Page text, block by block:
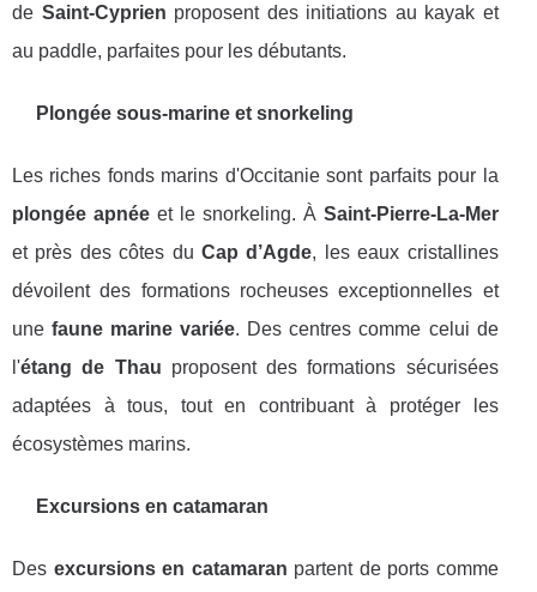
de Saint-Cyprien proposent des initiations au kayak et
au paddle, parfaites pour les débutants.
Plongée sous-marine et snorkeling
Les riches fonds marins d'Occitanie sont parfaits pour la
plongée apnéeet le snorkeling. À Saint-Pierre-La-Mer
et près des côtes du Cap d’Agde, les eaux cristallines
dévoilent des formations rocheuses exceptionnelles et
unefaune marine variée. Des centres comme celui de
l'étang de Thau proposent des formations sécurisées
adaptées à tous, tout en contribuant à protéger les
écosystèmes marins.
Excursions en catamaran
Des excursions en catamaran partent de ports comme